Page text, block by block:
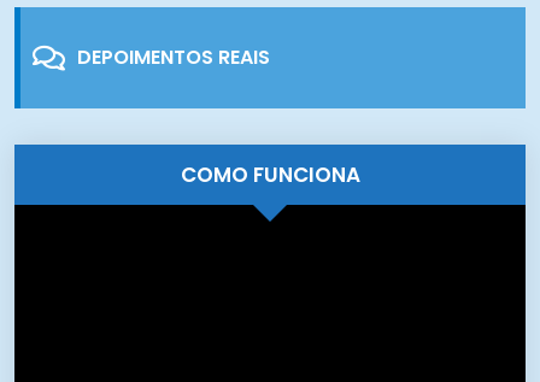
DEPOIMENTOS REAIS
COMO FUNCIONA